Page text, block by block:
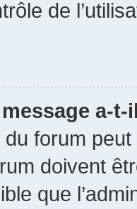
de
a-
du forum
doivent
que